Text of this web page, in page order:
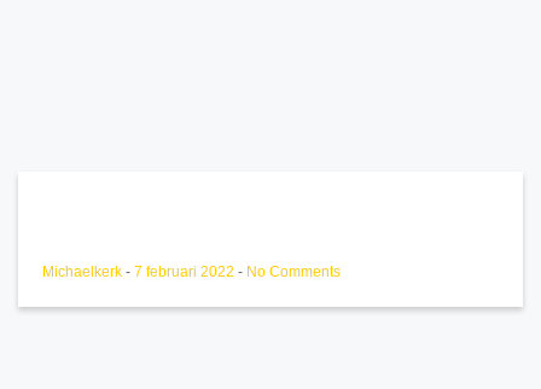
Michaelkerk - 7 februari 2022 - No Comments